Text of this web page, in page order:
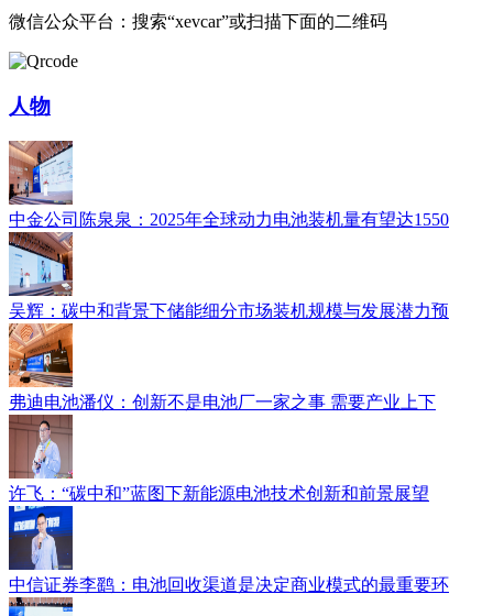
微信公众平台：搜索“xevcar”或扫描下面的二维码
人物
中金公司陈泉泉：2025年全球动力电池装机量有望达1550
吴辉：碳中和背景下储能细分市场装机规模与发展潜力预
弗迪电池潘仪：创新不是电池厂一家之事 需要产业上下
许飞：“碳中和”蓝图下新能源电池技术创新和前景展望
中信证券李鹞：电池回收渠道是决定商业模式的最重要环